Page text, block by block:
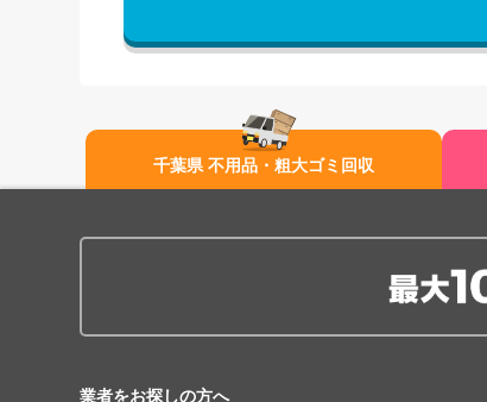
千葉県 不用品・粗大ゴミ回収
業者をお探しの方へ